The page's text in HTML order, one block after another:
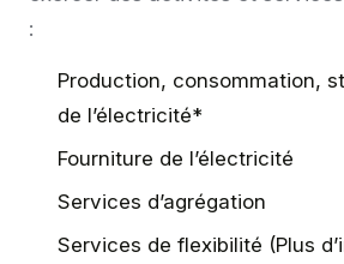
:
Production, consommation,
de l’électricité*
Fourniture de l’électricité
Services d’agrégation
Services de flexibilité (Plus